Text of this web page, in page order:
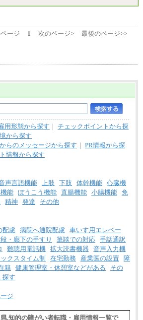
ージ 1 次のページ> 最後のページ>>
用形態から探す ｜ チェックポイントから探
から探す
らのメッセージから探す ｜ PR情報から探
情報から探す
声言語機能 上肢 下肢 体幹機能 心臓機
能 ぼうこう機能 直腸機能 小腸機能 免
精神 発達 その他
配慮 病院へ通院配慮 車いす用エレベー
・廊下の手すり 筆談での対応 手話通訳
難聴用電話機 拡大読書機器
音声入力機
クスタイム制 在宅勤務 産業医の設置
障
籍 健康管理室・休憩室などがある
その
探す
ジ
,知的の障がい者転職・雇用情報一覧で